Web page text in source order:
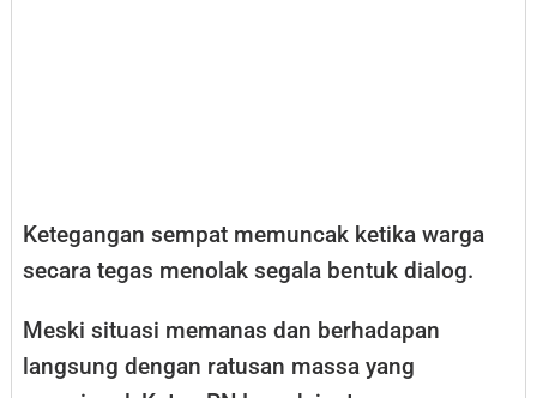
Ketegangan sempat memuncak ketika warga
secara tegas menolak segala bentuk dialog.
Meski situasi memanas dan berhadapan
langsung dengan ratusan massa yang